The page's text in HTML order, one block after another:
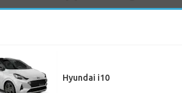
Hyundai i10